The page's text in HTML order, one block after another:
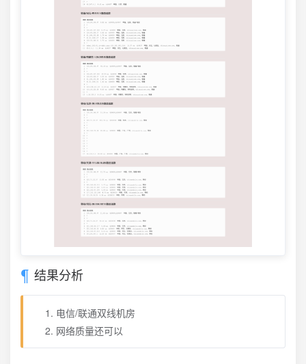
结果分析
电信/联通双线机房
网络质量还可以